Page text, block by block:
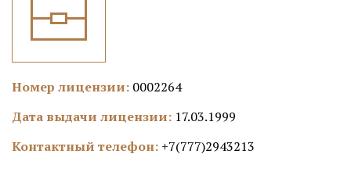
Номер лицензии: 0002264
Дата выдачи лицензии: 17.03.1999
Контактный телефон: +7(777)2943213